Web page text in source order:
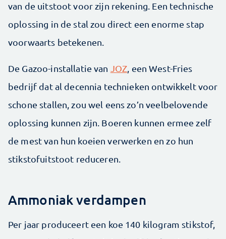
van de uitstoot voor zijn rekening. Een technische
oplossing in de stal zou direct een enorme stap
voorwaarts betekenen.
De Gazoo-installatie van JOZ, een West-Fries
bedrijf dat al decennia technieken ontwikkelt voor
schone stallen, zou wel eens zo’n veelbelovende
oplossing kunnen zijn. Boeren kunnen ermee zelf
de mest van hun koeien verwerken en zo hun
stikstofuitstoot reduceren.
Ammoniak verdampen
Per jaar produceert een koe 140 kilogram stikstof,